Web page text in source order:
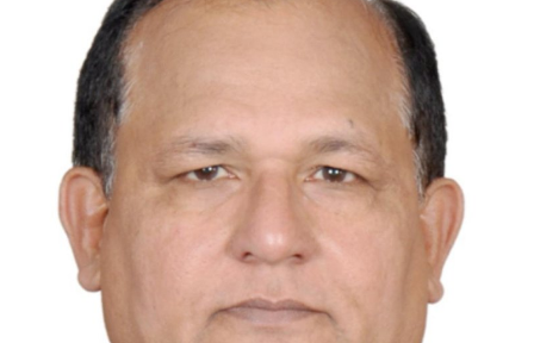
Praise & Prayers
Contact US